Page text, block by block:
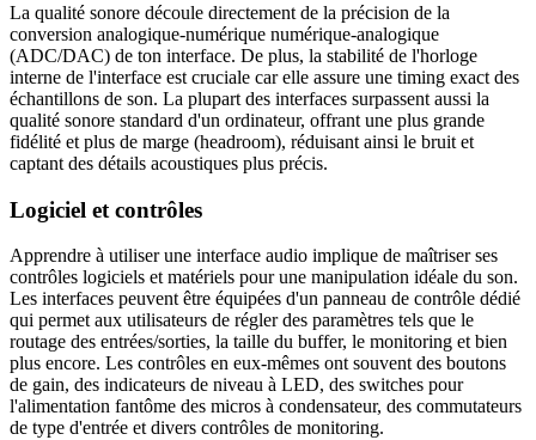
La qualité sonore découle directement de la précision de la
conversion analogique-numérique numérique-analogique
(ADC/DAC) de ton interface. De plus, la stabilité de l'horloge
interne de l'interface est cruciale car elle assure une timing exact des
échantillons de son. La plupart des interfaces surpassent aussi la
qualité sonore standard d'un ordinateur, offrant une plus grande
fidélité et plus de marge (headroom), réduisant ainsi le bruit et
captant des détails acoustiques plus précis.
Logiciel et contrôles
Apprendre à utiliser une interface audio implique de maîtriser ses
contrôles logiciels et matériels pour une manipulation idéale du son.
Les interfaces peuvent être équipées d'un panneau de contrôle dédié
qui permet aux utilisateurs de régler des paramètres tels que le
routage des entrées/sorties, la taille du buffer, le monitoring et bien
plus encore. Les contrôles en eux-mêmes ont souvent des boutons
de gain, des indicateurs de niveau à LED, des switches pour
l'alimentation fantôme des micros à condensateur, des commutateurs
de type d'entrée et divers contrôles de monitoring.